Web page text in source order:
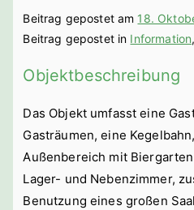
Beitrag gepostet am 18.
Beitrag gepostet in Information
Objektbeschreibung
Das Objekt umfasst eine
Gasträumen, eine
Außenbereich mit
Lager- und Nebenzimmer,
Benutzung eines großen